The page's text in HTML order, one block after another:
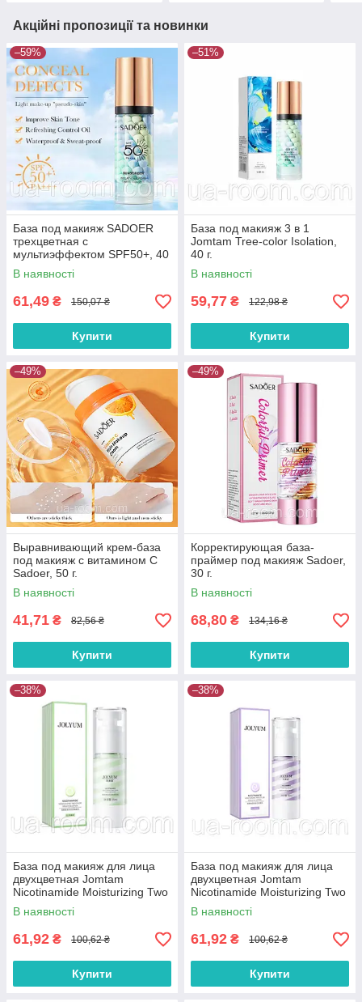
Акційні пропозиції та новинки
–59%
База под макияж SADOER
трехцветная с
мультиэффектом SPF50+, 40
г.
В наявності
61,49 ₴ 150,07 ₴
Купити
–51%
База под макияж 3 в 1
Jomtam Tree-color Isolation,
40 г.
В наявності
59,77 ₴ 122,98 ₴
Купити
–49%
Выравнивающий крем-база
под макияж с витамином С
Sadoer, 50 г.
В наявності
41,71 ₴ 82,56 ₴
Купити
–49%
Корректирующая база-
праймер под макияж Sadoer,
30 г.
В наявності
68,80 ₴ 134,16 ₴
Купити
–38%
База под макияж для лица
двухцветная Jomtam
Nicotinamide Moisturizing Two
Color Isolation Lotion, 35 мл.
В наявності
61,92 ₴ 100,62 ₴
Купити
–38%
База под макияж для лица
двухцветная Jomtam
Nicotinamide Moisturizing Two
Color Isolation Lotion, 35 мл.
В наявності
61,92 ₴ 100,62 ₴
Купити